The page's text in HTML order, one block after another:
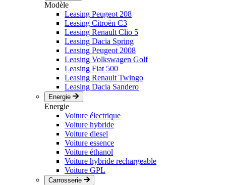
Modèle
Leasing Peugeot 208
Leasing Citroën C3
Leasing Renault Clio 5
Leasing Dacia Spring
Leasing Peugeot 2008
Leasing Volkswagen Golf
Leasing Fiat 500
Leasing Renault Twingo
Leasing Dacia Sandero
Energie
Energie
Voiture électrique
Voiture hybride
Voiture diesel
Voiture essence
Voiture éthanol
Voiture hybride rechargeable
Voiture GPL
Carrosserie